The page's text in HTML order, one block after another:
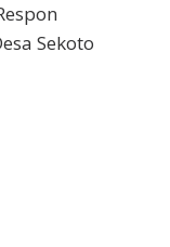
Sekoto